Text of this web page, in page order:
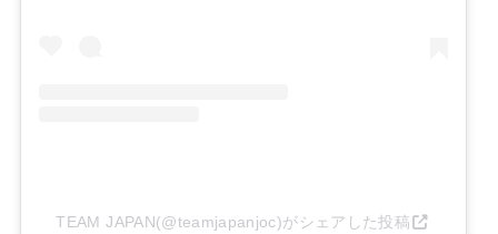
TEAM JAPAN(@teamjapanjoc)がシェアした投稿